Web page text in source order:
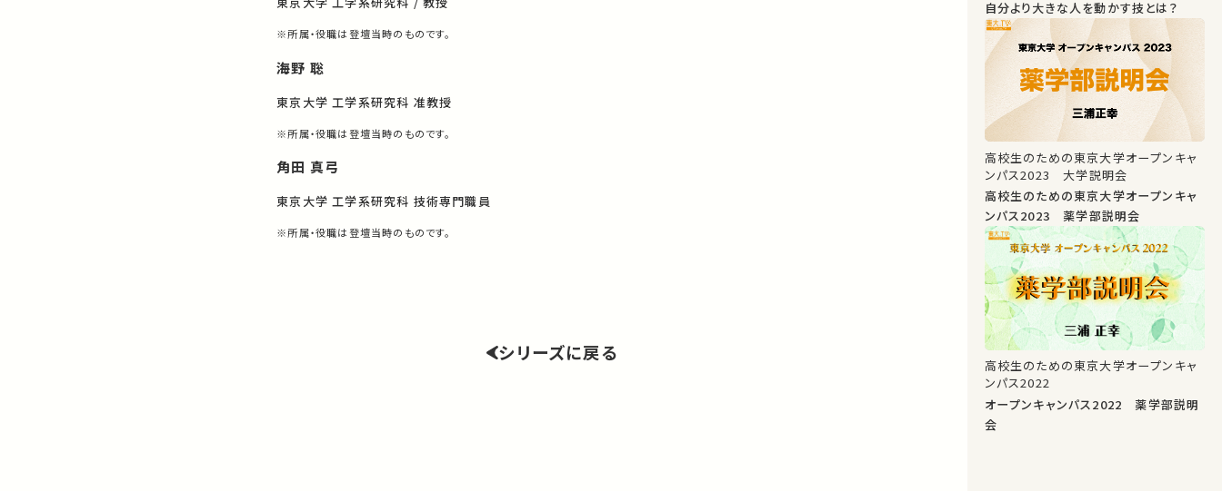
※所属・役職は登壇当時のものです。
海野 聡
東京大学 工学系研究科 准教授
※所属・役職は登壇当時のものです。
角田 真弓
東京大学 工学系研究科 技術専門職員
※所属・役職は登壇当時のものです。
シリーズに戻る
自分より大きな人を動かす技とは？
高校生のための東京大学オープンキャ
ンパス2023 大学説明会
高校生のための東京大学オープンキャ
ンパス2023 薬学部説明会
高校生のための東京大学オープンキャ
ンパス2022
オープンキャンパス2022 薬学部説明
会